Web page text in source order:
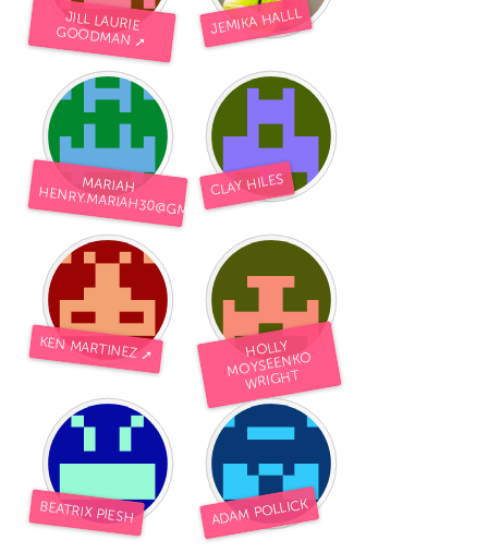
JILL LAURIE
GOODMAN ➚ JEMIKA HALLL
MARIAH
HENRY.MARIAH30@GMAIL.COMCLAY HILES
KEN MARTINEZ ➚ HOLLY
MOYSEENKO
WRIGHT
BEATRIX PIESH ADAM POLLICK